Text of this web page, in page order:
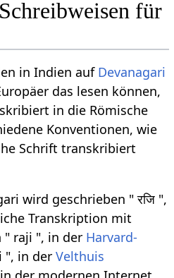
für
in Indien auf Devanagari
das lesen können,
in die Römische
Konventionen, wie
Schrift transkribiert
wird geschrieben " रजि ",
Transkription mit
" raji ", in der Harvard-
", in derVelthuis